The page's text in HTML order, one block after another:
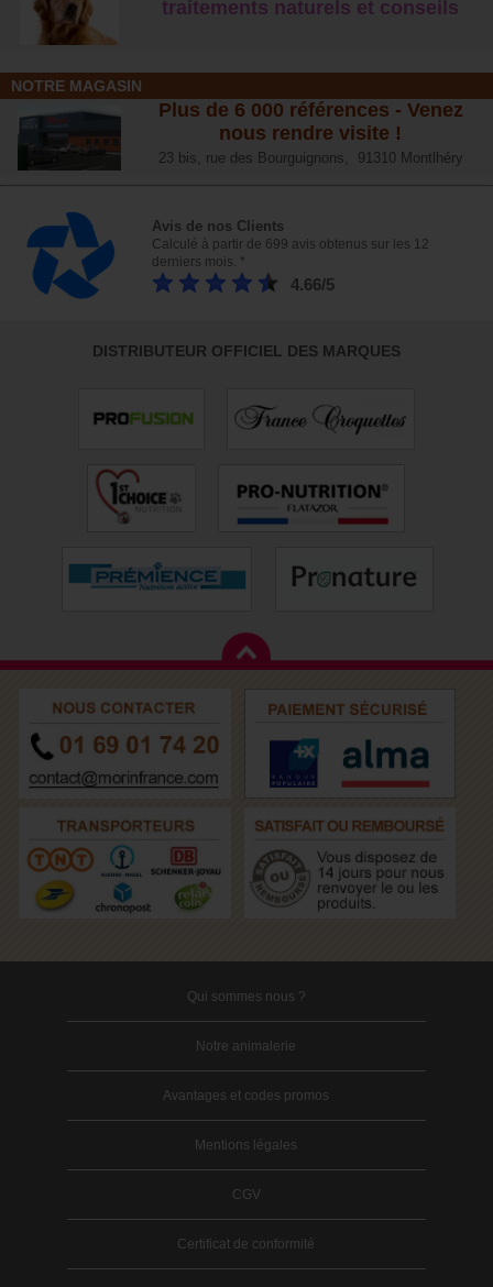
traitements naturels et conseils
NOTRE MAGASIN
Plus de 6 000 références - Venez
nous rendre visite !
23 bis, rue des Bourguignons, 91310 Montlhéry
Avis de nos Clients
Calculé à partir de 699 avis obtenus sur les 12
derniers mois. *
4.66/5
DISTRIBUTEUR OFFICIEL DES MARQUES
Qui sommes nous ?
Notre animalerie
Avantages et codes promos
Mentions légales
CGV
Certificat de conformité